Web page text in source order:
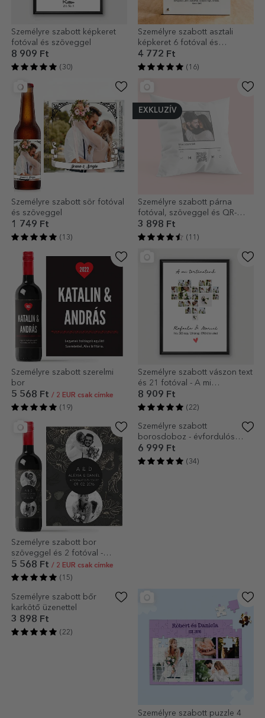
Személyre szabott képkeret
fotóval és szöveggel
8 909 Ft
(30)
Személyre szabott asztali
képkeret 6 fotóval és
szöveggel – A mi történetünk
4 772 Ft
(16)
Személyre szabott sör fotóval
és szöveggel
1 749 Ft
(13)
EXKLUZÍV
Személyre szabott párna
fotóval, szöveggel és QR-
kóddal – A mi dallamunk
3 898 Ft
(11)
Személyre szabott szerelmi
bor
5 568 Ft / 2 EUR csak címke
(19)
Személyre szabott vászon text
és 21 fotóval - A mi
történetünk
8 909 Ft
(22)
Személyre szabott bor
szöveggel és 2 fotóval -
Évforduló
5 568 Ft / 2 EUR csak címke
(15)
Személyre szabott puzzle 4